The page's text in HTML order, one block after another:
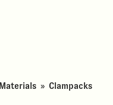
Materials » Clampacks